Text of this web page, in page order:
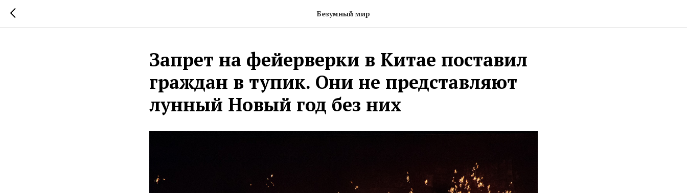
Безумный мир
Запрет на фейерверки в Китае поставил
граждан в тупик. Они не представляют
лунный Новый год без них